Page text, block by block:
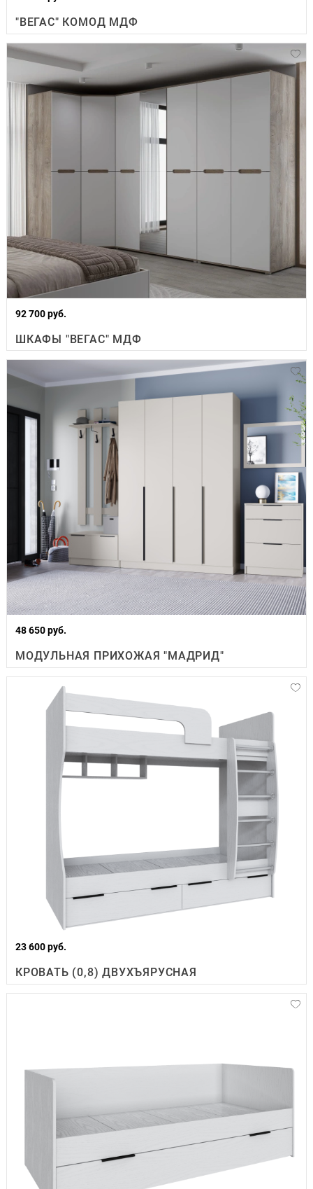
"ВЕГАС" КОМОД МДФ
92 700 руб.
ШКАФЫ "ВЕГАС" МДФ
48 650 руб.
МОДУЛЬНАЯ ПРИХОЖАЯ "МАДРИД"
23 600 руб.
КРОВАТЬ (0,8) ДВУХЪЯРУСНАЯ